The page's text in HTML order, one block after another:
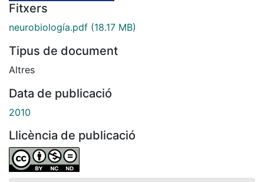
Fitxers
neurobiología.pdf (18.17 MB)
Tipus de document
Altres
Data de publicació
2010
Llicència de publicació